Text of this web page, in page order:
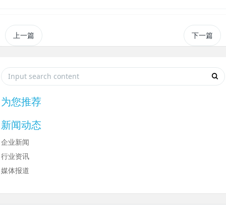
上一篇 下一篇
为您推荐
新闻动态
企业新闻
行业资讯
媒体报道